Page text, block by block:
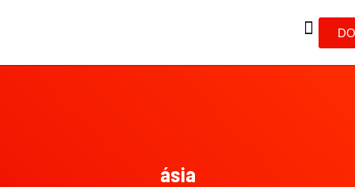
ásia